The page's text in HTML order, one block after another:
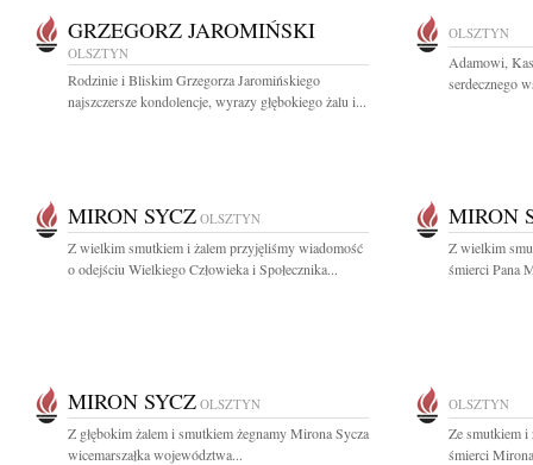
GRZEGORZ JAROMIŃSKI
OLSZTYN
Rodzinie i Bliskim Grzegorza Jaromińskiego
najszczersze kondolencje, wyrazy głębokiego żalu i...
OLSZTYN
Adamowi,
serdecznego
MIRON SYCZ OLSZTYN
Z wielkim smutkiem i żalem przyjęliśmy wiadomość
o odejściu Wielkiego Człowieka i Społecznika...
MIRON
Z wielkim
śmierci Pana
MIRON SYCZ OLSZTYN
Z głębokim żalem i smutkiem żegnamy Mirona Sycza
wicemarszałka województwa...
OLSZTYN
Ze smutkiem i
śmierci